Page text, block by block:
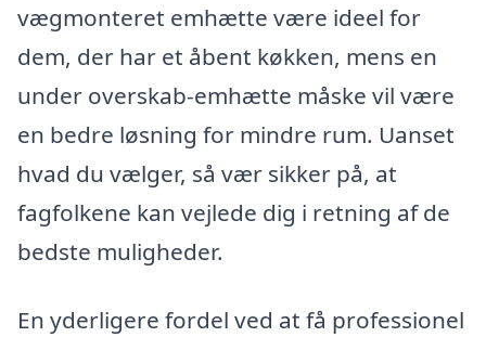
vægmonteret emhætte være ideel for
dem, der har et åbent køkken, mens en
under overskab-emhætte måske vil være
en bedre løsning for mindre rum. Uanset
hvad du vælger, så vær sikker på, at
fagfolkene kan vejlede dig i retning af de
bedste muligheder.
En yderligere fordel ved at få professionel